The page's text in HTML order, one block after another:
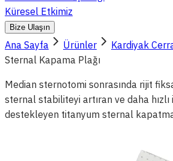
Küresel Etkimiz
Bize Ulaşın
Ana Sayfa Ürünler Kardiyak
Sternal Kapama Plağı
Median sternotomi sonrasında rijit
sternal stabiliteyi artıran ve daha hızlı
destekleyen titanyum sternal